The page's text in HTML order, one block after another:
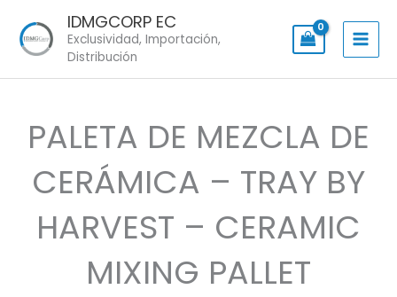
content
IDMGCORP EC
Exclusividad, Importación,
Distribución
PALETA DE MEZCLA DE
CERÁMICA – TRAY BY
HARVEST – CERAMIC
MIXING PALLET